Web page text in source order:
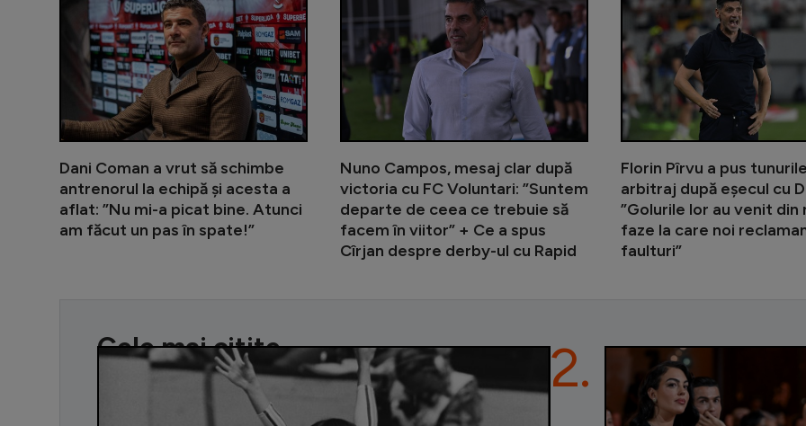
Dani Coman a vrut să schimbe
antrenorul la echipă și acesta a
aflat: ”Nu mi-a picat bine. Atunci
am făcut un pas în spate!”
Nuno Campos, mesaj clar după
victoria cu FC Voluntari: ”Suntem
departe de ceea ce trebuie să
facem în viitor” + Ce a spus
Cîrjan despre derby-ul cu Rapid
Florin Pîrvu a pus
arbitraj după eșecul cu
”Golurile lor au venit din
faze la care noi
faulturi”
Cele mai citite 2.